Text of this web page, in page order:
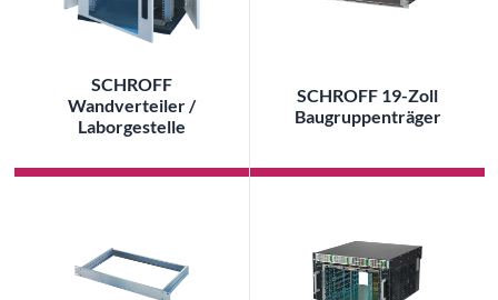
SCHROFF
Wandverteiler /
Laborgestelle
SCHROFF 19-Zoll
Baugruppenträger